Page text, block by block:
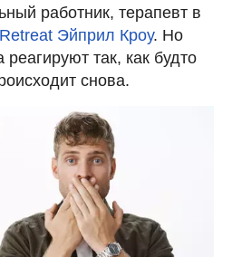
работник, терапевт в
Эйприл Кроу. Но
реагируют так, как будто
снова.